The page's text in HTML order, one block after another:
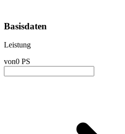
Basisdaten
Leistung
von0 PS